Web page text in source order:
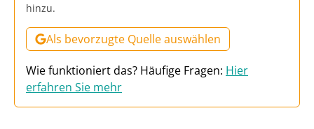
hinzu.
Als bevorzugte Quelle auswählen
Wie funktioniert das? Häufige Fragen: Hier
erfahren Sie mehr